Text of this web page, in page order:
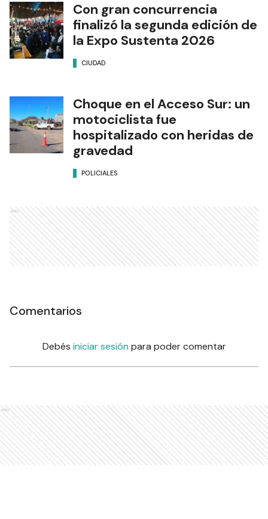
Con gran concurrencia
finalizó la segunda edición de
la Expo Sustenta 2026
CIUDAD
Choque en el Acceso Sur: un
motociclista fue
hospitalizado con heridas de
gravedad
POLICIALES
Ads
Comentarios
Debés iniciar sesión para poder comentar
Ads